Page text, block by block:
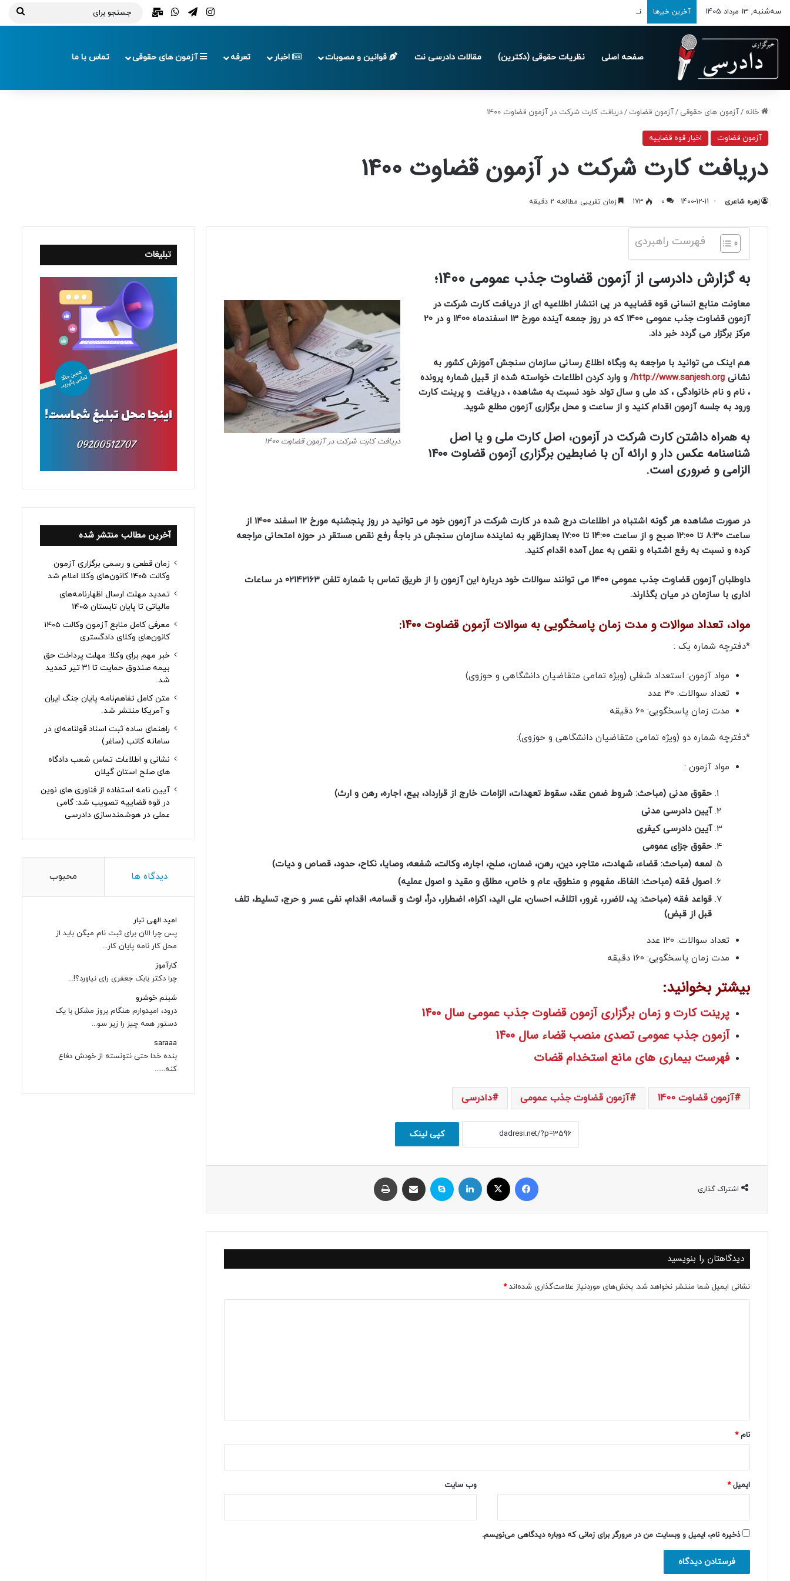
سه‌شنبه, 13 مرداد 1405 آخرین خبرها تمدید مهلت ارسال اظهارنامه‌های مالیاتی تا پایان تابستان 1405 اینستاگرام
تلگرامواتس آپ
ایمیل
صفحه اصلی نظریات حقوقی (دکترین) مقالات دادرسی نت قوانین و مصوبات اخبار تعرفه آزمون های حقوقی تماس با ما
خانه /آزمون های حقوقی /آزمون قضاوت /دریافت کارت شرکت در آزمون قضاوت 1400
آزمون قضاوت اخبار قوه قضاییه
دریافت کارت شرکت در آزمون قضاوت 1400
زهره شاعری 1400-12-11
0
173 زمان تقریبی مطالعه 2 دقیقه
فهرست راهبردی
به گزارش دادرسی از آزمون قضاوت جذب عمومی 1400؛
دریافت کارت شرکت در آزمون قضاوت ۱۴۰۰
معاونت منابع انسانی قوه قضاییه در پی انتشار اطلاعیه ای از دریافت کارت شرکت در
آزمون قضاوت جذب عمومی 1400 که در روز جمعه آینده مورخ 13 اسفندماه 1400 و در 20
مرکز برگزار می گردد خبر داد.
هم اینک می توانید با مراجعه به وبگاه اطلاع رسانی سازمان سنجش آموزش کشور به
نشانی http://www.sanjesh.org/ و وارد کردن اطلاعات خواسته شده از قبیل شماره پرونده
، نام و نام خانوادگی ، کد ملی و سال تولد خود نسبت به مشاهده ، دریافت و پرینت کارت
ورود به جلسه آزمون اقدام کنید و از ساعت و محل برگزاری آزمون مطلع شوید.
به همراه داشتن کارت شرکت در آزمون، اصل کارت ملی و یا اصل
شناسنامه عکس دار و ارائه آن با ضابطین برگزاری آزمون قضاوت 1400
الزامی و ضروری است.
در صورت مشاهده هر گونه اشتباه در اطلاعات درج شده در کارت شرکت در آزمون خود می توانید در روز پنجشنبه مورخ 12 اسفند 1400 از
ساعت 8:30 تا 12:00 صبح و از ساعت 14:00 تا 17:00 بعدازظهر به نماینده سازمان سنجش در باجۀ رفع نقص مستقر در حوزه امتحانی مراجعه
کرده و نسبت به رفع اشتباه و نقص به عمل آمده اقدام کنید.
داوطلبان آزمون قضاوت جذب عمومی 1400 می توانند سوالات خود درباره این آزمون را از طریق تماس با شماره تلفن 02142163 در ساعات
اداری با سازمان در میان بگذارند.
مواد، تعداد سوالات و مدت زمان پاسخگویی به سوالات آزمون قضاوت 1400:
*دفترچه شماره یک :
مواد آزمون: استعداد شغلی (ویژه تمامی متقاضیان دانشگاهی و حوزوی)
تعداد سوالات: 30 عدد
مدت زمان پاسخگویی: 60 دقیقه
*دفترچه شماره دو (ویژه تمامی متقاضیان دانشگاهی و حوزوی):
مواد آزمون :
حقوق مدنی (مباحث: شروط ضمن عقد، سقوط تعهدات، الزامات خارج از قرارداد، بیع، اجاره، رهن و ارث)
آیین دادرسی مدنی
آیین دادرسی کیفری
حقوق جزای عمومی
لمعه (مباحث: قضاء، شهادت، متاجر، دین، رهن، ضمان، صلح، اجاره، وکالت، شفعه، وصایا، نکاح، حدود، قصاص و دیات)
اصول فقه (مباحث: الفاظ، مفهوم و منطوق، عام و خاص، مطلق و مقید و اصول عملیه)
قواعد فقه (مباحث: ید، لاضرر، غرور، اتلاف، احسان، علی الید، اکراه، اضطرار، درأ، لوث و قسامه، اقدام، نفی عسر و حرج، تسلیط، تلف
قبل از قبض)
تعداد سوالات: 120 عدد
مدت زمان پاسخگویی: 160 دقیقه
بیشتر بخوانید:
پرینت کارت و زمان‌ برگزاری آزمون قضاوت جذب عمومی سال 1400
آزمون جذب عمومی تصدی منصب قضاء سال 1400
فهرست بیماری های مانع استخدام قضات
آزمون قضاوت 1400 آزمون قضاوت جذب عمومی دادرسی
کپی لینک
اشتراک گذاری
فیسبوک ایکس لینکداین اسکایپ اشتراک با ایمیل
دیدگاهتان را بنویسید
نشانی ایمیل شما منتشر نخواهد شد. بخش‌های موردنیاز علامت‌گذاری شده‌اند*
نام*
ایمیل* وب‌ سایت
ذخیره نام، ایمیل و وبسایت من در مرورگر برای زمانی که دوباره دیدگاهی می‌نویسم.
تبلیغات
آخرین مطالب منتشر شده
زمان قطعی و رسمی برگزاری آزمون
وکالت 1405 کانون‌های وکلا اعلام شد
تمدید مهلت ارسال اظهارنامه‌های
مالیاتی تا پایان تابستان 1405
معرفی کامل منابع آزمون وکالت 1405
کانون‌های وکلای دادگستری
خبر مهم برای وکلا: مهلت پرداخت حق
بیمه صندوق حمایت تا ۳۱ تیر تمدید
شد.
متن کامل تفاهم‌نامه پایان جنگ ایران
و آمریکا منتشر شد.
راهنمای ساده ثبت اسناد قولنامه‌ای در
سامانه کاتب (ساغر)
نشانی و اطلاعات تماس شعب دادگاه
های صلح استان گیلان
آیین نامه استفاده از فناوری های نوین
در قوه قضاییه تصویب شد: گامی
عملی در هوشمندسازی دادرسی
دیدگاه ها محبوب
امید الهی تبار
پس چرا الان برای ثبت نام میگن باید از
محل کار نامه پایان کار...
کارآموز
چرا دکتر بابک جعفری رای نیاورد؟!...
شبنم خوشرو
درود، امیدوارم هنگام بروز مشکل با یک
دستور همه چیز را زیر سو...
saraaa
بنده خدا حتی نتونسته از خودش دفاع
کنه......